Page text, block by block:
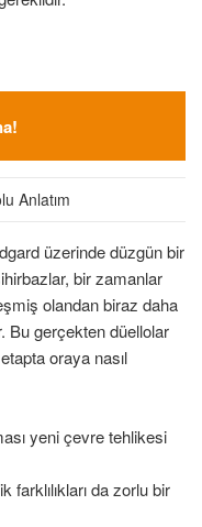
Anlatım
üzerinde düzgün bir
bir zamanlar
olandan biraz daha
Bu gerçekten düellolar
oraya nasıl
yeni çevre tehlikesi
farklılıkları da zorlu bir